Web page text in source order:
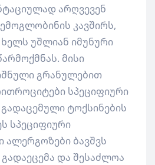
არღვევენ
კავშირს,
უშლიან იმუნური
მისი
გრანულებით
სპეციფიური
ტოქსინების
სპეციფიური
ალერგოზები ბავშვს
და შესაძლოა